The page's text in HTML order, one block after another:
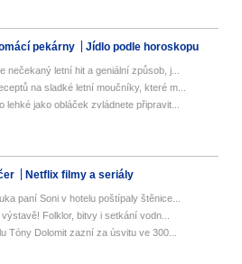
pekárny Jídlo podle horoskopu
letní hit a geniální způsob, j...
na sladké letní moučníky, které m...
jako obláček zvládnete připravit...
Netflix filmy a seriály
paní Soni v hotelu poštípaly štěnice...
Folklor, bitvy i setkání vodn...
Tóny Dolomit zazní za úsvitu ve 300...